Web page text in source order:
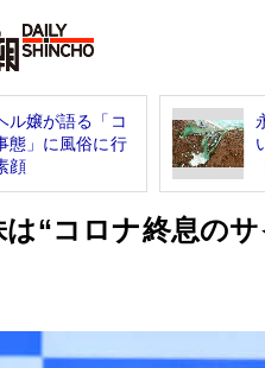
ル嬢が語る「コ
態」に風俗に行
顔
は“コロナ終息の